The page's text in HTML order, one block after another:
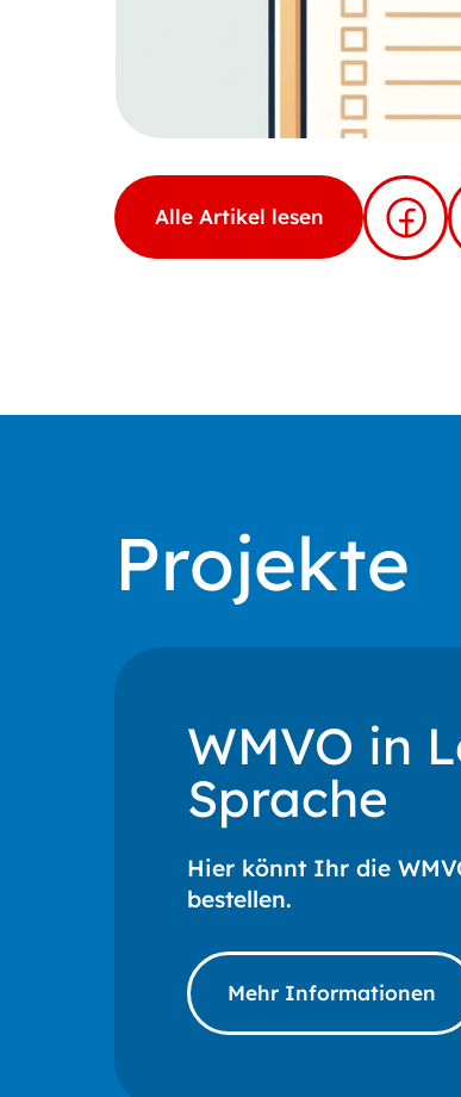
Alle Artikel lesen
Projekte
WMVO in
Sprache
Hier könnt Ihr die
bestellen.
Mehr Informationen